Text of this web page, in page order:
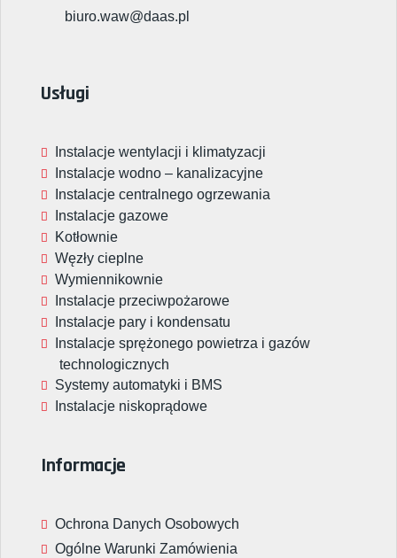
biuro.waw@daas.pl
Usługi
Instalacje wentylacji i klimatyzacji
Instalacje wodno – kanalizacyjne
Instalacje centralnego ogrzewania
Instalacje gazowe
Kotłownie
Węzły cieplne
Wymiennikownie
Instalacje przeciwpożarowe
Instalacje pary i kondensatu
Instalacje sprężonego powietrza i gazów
technologicznych
Systemy automatyki i BMS
Instalacje niskoprądowe
Informacje
Ochrona Danych Osobowych
Ogólne Warunki Zamówienia